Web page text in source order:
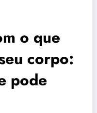
o que
corpo:
pode